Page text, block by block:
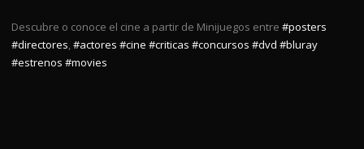
Descubre o conoce el cine a partir de Minijuegos entre #posters
#directores,#actores #cine #criticas #concursos #dvd #bluray
#estrenos #movies